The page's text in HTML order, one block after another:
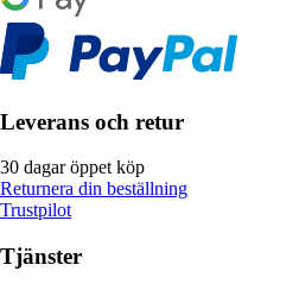
Leverans och retur
30 dagar öppet köp
Returnera din beställning
Trustpilot
Tjänster